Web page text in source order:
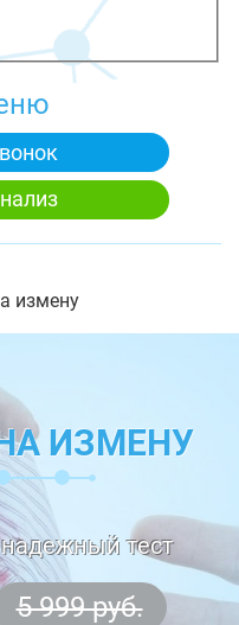
измену
ИЗМЕНУ
тест
5 999 руб.